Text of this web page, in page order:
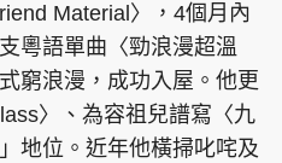
Material〉，4個月內
粵語單曲〈勁浪漫超溫
窮浪漫，成功入屋。他更
〉、為容祖兒譜寫〈九
地位。近年他橫掃叱咤及